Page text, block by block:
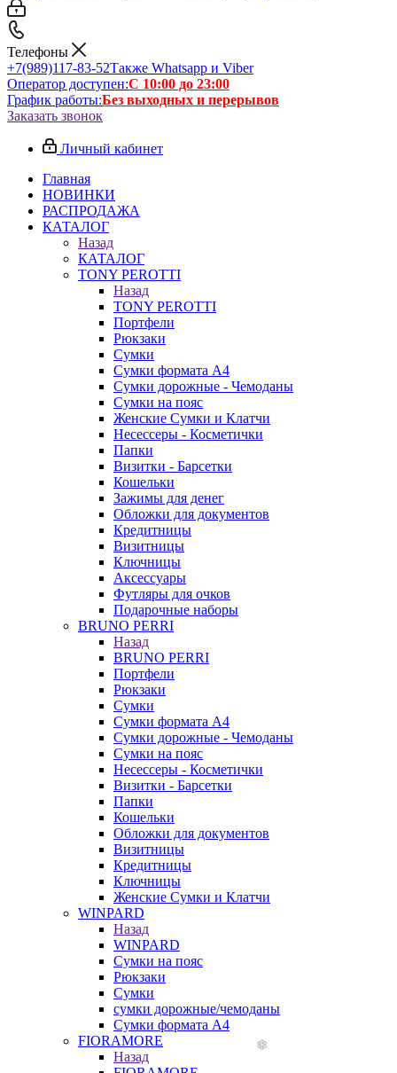
Телефоны
+7(989)117-83-52Также Whatsapp и Viber
Оператор доступен:С 10:00 до 23:00
График работы:Без выходных и перерывов
Заказать звонок
Личный кабинет
Главная
НОВИНКИ
РАСПРОДАЖА
КАТАЛОГ
Назад
КАТАЛОГ
TONY PEROTTI
Назад
TONY PEROTTI
Портфели
Рюкзаки
Сумки
Сумки формата А4
Сумки дорожные - Чемоданы
Сумки на пояс
Женские Сумки и Клатчи
Несессеры - Косметички
Папки
Визитки - Барсетки
Кошельки
Зажимы для денег
Обложки для документов
Кредитницы
Визитницы
Ключницы
Аксессуары
Футляры для очков
Подарочные наборы
BRUNO PERRI
Назад
BRUNO PERRI
Портфели
Рюкзаки
Сумки
Сумки формата А4
Сумки дорожные - Чемоданы
Сумки на пояс
Несессеры - Косметички
Визитки - Барсетки
Папки
Кошельки
Обложки для документов
Визитницы
Кредитницы
Ключницы
Женские Сумки и Клатчи
WINPARD
Назад
WINPARD
Сумки на пояс
Рюкзаки
Сумки
сумки дорожные/чемоданы
Сумки формата А4
FIORAMORE
Назад